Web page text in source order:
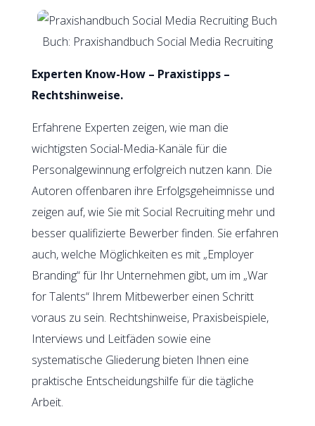
Buch: Praxishandbuch Social Media Recruiting
Experten Know-How – Praxistipps –
Rechtshinweise.
Erfahrene Experten zeigen, wie man die
wichtigsten Social-Media-Kanäle für die
Personalgewinnung erfolgreich nutzen kann. Die
Autoren offenbaren ihre Erfolgsgeheimnisse und
zeigen auf, wie Sie mit Social Recruiting mehr und
besser qualifizierte Bewerber finden. Sie erfahren
auch, welche Möglichkeiten es mit „Employer
Branding“ für Ihr Unternehmen gibt, um im „War
for Talents“ Ihrem Mitbewerber einen Schritt
voraus zu sein. Rechtshinweise, Praxisbeispiele,
Interviews und Leitfäden sowie eine
systematische Gliederung bieten Ihnen eine
praktische Entscheidungshilfe für die tägliche
Arbeit.